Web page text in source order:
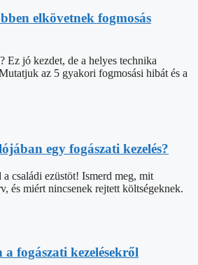
elkövetnek fogmosás
Ez jó kezdet, de a helyes technika
az 5 gyakori fogmosási hibát és a
egy fogászati kezelés?
családi ezüstöt! Ismerd meg, mit
és miért nincsenek rejtett költségeknek.
fogászati kezelésekről